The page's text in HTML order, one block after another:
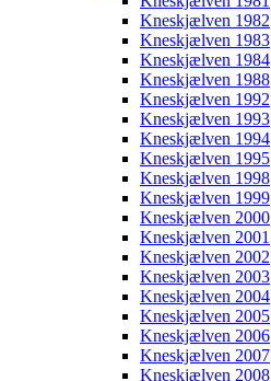
Kneskjælven 1982
Kneskjælven 1983
Kneskjælven 1984
Kneskjælven 1988
Kneskjælven 1992
Kneskjælven 1993
Kneskjælven 1994
Kneskjælven 1995
Kneskjælven 1998
Kneskjælven 1999
Kneskjælven 2000
Kneskjælven 2001
Kneskjælven 2002
Kneskjælven 2003
Kneskjælven 2004
Kneskjælven 2005
Kneskjælven 2006
Kneskjælven 2007
Kneskjælven 2008